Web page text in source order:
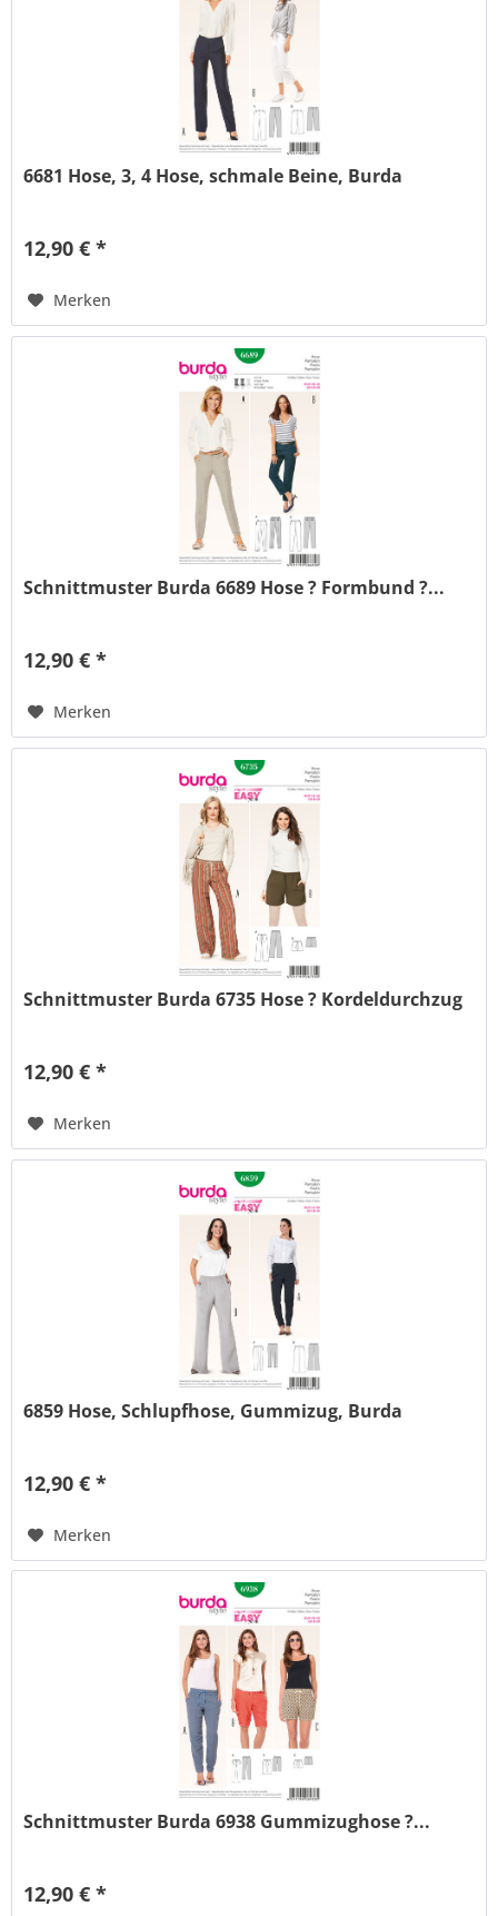
6681 Hose, 3, 4 Hose, schmale Beine, Burda
12,90 € *
Merken
Schnittmuster Burda 6689 Hose ? Formbund ?...
12,90 € *
Merken
Schnittmuster Burda 6735 Hose ? Kordeldurchzug
12,90 € *
Merken
6859 Hose, Schlupfhose, Gummizug, Burda
12,90 € *
Merken
Schnittmuster Burda 6938 Gummizughose ?...
12,90 € *